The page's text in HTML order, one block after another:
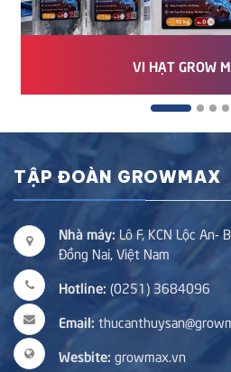
VI HẠT GROW
TẬP ĐOÀN GROWMAX
Nhà máy: Lô F, KCN Lộc An-
Đồng Nai, Việt Nam
Hotline: (0251) 3684096
Email:
Wesbite: growmax.vn